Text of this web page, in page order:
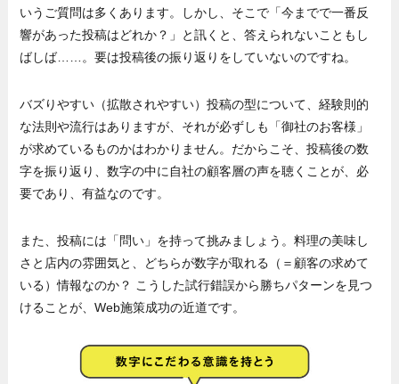
いうご質問は多くあります。しかし、そこで「今までで一番反
響があった投稿はどれか？」と訊くと、答えられないこともし
ばしば……。要は投稿後の振り返りをしていないのですね。
バズりやすい（拡散されやすい）投稿の型について、経験則的
な法則や流行はありますが、それが必ずしも「御社のお客様」
が求めているものかはわかりません。だからこそ、投稿後の数
字を振り返り、数字の中に自社の顧客層の声を聴くことが、必
要であり、有益なのです。
また、投稿には「問い」を持って挑みましょう。料理の美味し
さと店内の雰囲気と、どちらが数字が取れる（＝顧客の求めて
いる）情報なのか？ こうした試行錯誤から勝ちパターンを見つ
けることが、Web施策成功の近道です。